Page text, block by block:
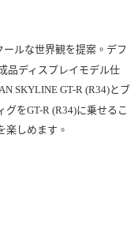
ールな世界観を提案。デフ
品ディスプレイモデル仕
SKYLINE GT-R (R34)とブ
をGT-R (R34)に乗せるこ
楽しめます。